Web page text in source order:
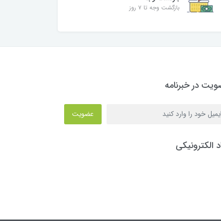
بازگشت وجه تا ۷ روز
در خبرنامه
عضویت
الکترونیکی